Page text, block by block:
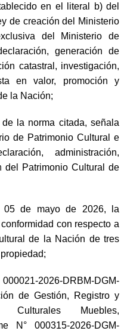
en el literal b) del
de creación del Ministerio
del Ministerio de
generación de
catastral, investigación,
en valor, promoción y
la Nación;
la norma citada, señala
de Patrimonio Cultural e
administración,
del Patrimonio Cultural de
05 de mayo de 2026, la
con respecto a
de la Nación de tres
2026-DRBM-DGM-
de Gestión, Registro y
Muebles,
N° 000315-2026-DGM-